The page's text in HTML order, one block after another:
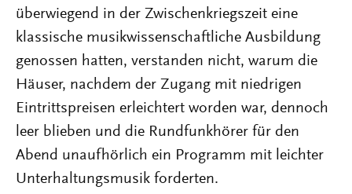
überwiegend in der Zwischenkriegszeit eine
klassische musikwissenschaftliche Ausbildung
genossen hatten, verstanden nicht, warum die
Häuser, nachdem der Zugang mit niedrigen
Eintrittspreisen erleichtert worden war, dennoch
leer blieben und die Rundfunkhörer für den
Abend unaufhörlich ein Programm mit leichter
Unterhaltungsmusik forderten.